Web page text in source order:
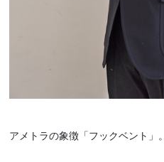
アメトラの象徴「フックベント」。